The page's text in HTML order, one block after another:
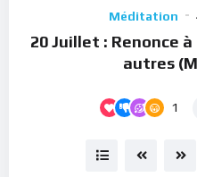
Méditation
20 Juillet : Renonce
autres
1